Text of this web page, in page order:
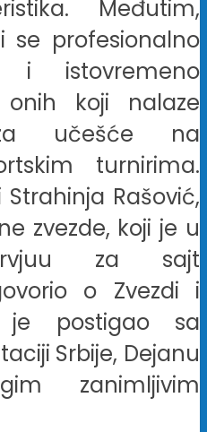
Međutim,
se profesionalno
i istovremeno
koji nalaze
učešće na
turnirima.
Rašović,
zvezde, koji je u
za sajt
o Zvezdi i
je postigao sa
Srbije, Dejanu
zanimljivim